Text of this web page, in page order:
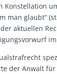
Konstellation
man glaubt“
aktuellen
der Anwalt